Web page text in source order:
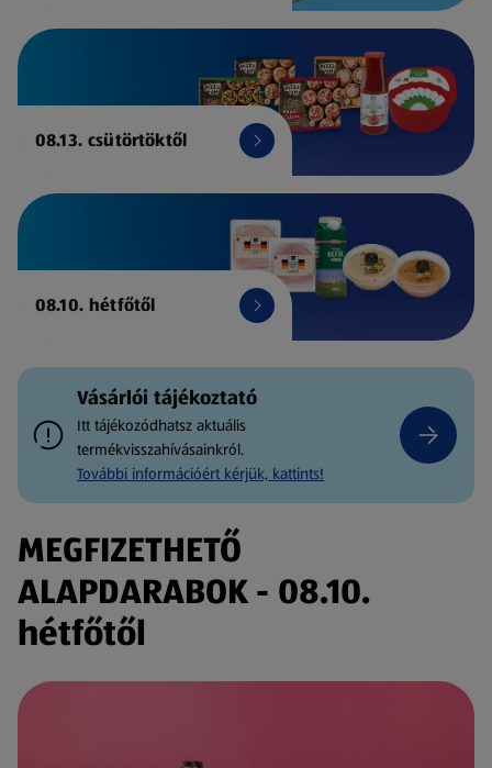
08.13. csütörtöktől
08.10. hétfőtől
Vásárlói tájékoztató
Itt tájékozódhatsz aktuális
termékvisszahívásainkról.
További információért kérjük, kattints!
MEGFIZETHETŐ
ALAPDARABOK - 08.10.
hétfőtől